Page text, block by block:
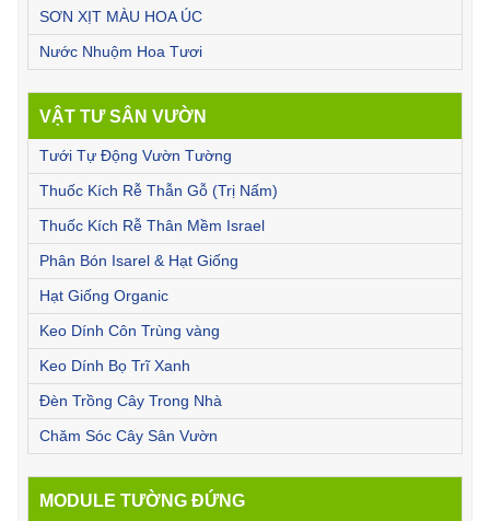
SƠN XỊT MÀU HOA ÚC
Nước Nhuộm Hoa Tươi
VẬT TƯ SÂN VƯỜN
Tưới Tự Động Vườn Tường
Thuốc Kích Rễ Thẫn Gỗ (Trị Nấm)
Thuốc Kích Rễ Thân Mềm Israel
Phân Bón Isarel & Hạt Giống
Hạt Giống Organic
Keo Dính Côn Trùng vàng
Keo Dính Bọ Trĩ Xanh
Đèn Trồng Cây Trong Nhà
Chăm Sóc Cây Sân Vườn
MODULE TƯỜNG ĐỨNG